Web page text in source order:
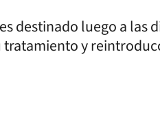
destinado luego a las
y